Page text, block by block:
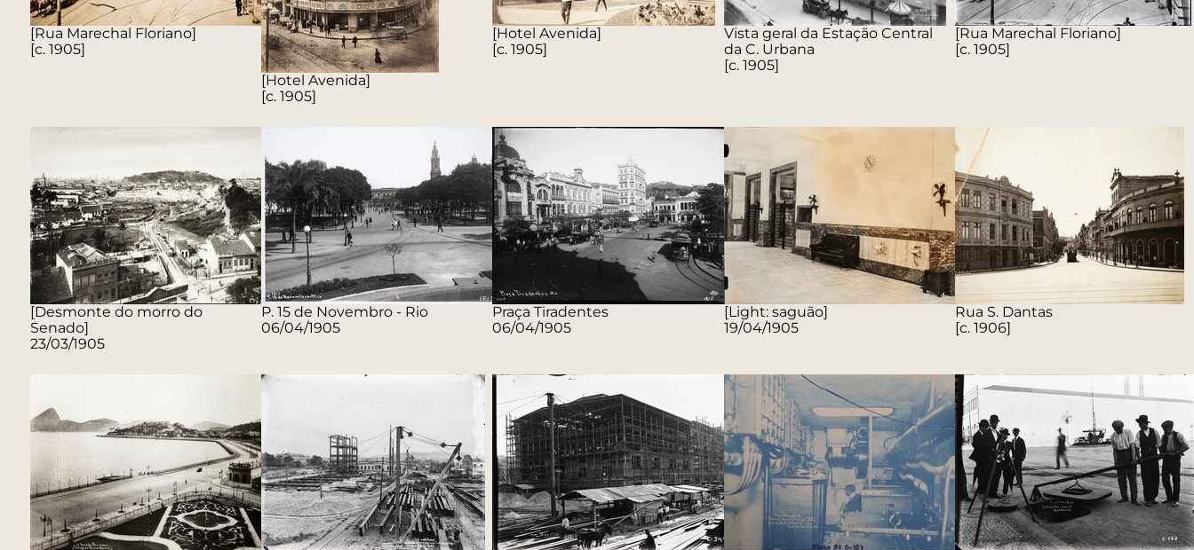
[Rua Marechal Floriano]
[c. 1905]
[Hotel Avenida]
[c. 1905]
[Hotel Avenida]
[c. 1905]
Vista geral da Estação Central
da C. Urbana
[c. 1905]
[Rua Marechal Floriano]
[c. 1905]
[Desmonte do morro do
Senado]
23/03/1905
P. 15 de Novembro - Rio
06/04/1905
Praça Tiradentes
06/04/1905
[Light: saguão]
19/04/1905
Rua S. Dantas
[c. 1906]